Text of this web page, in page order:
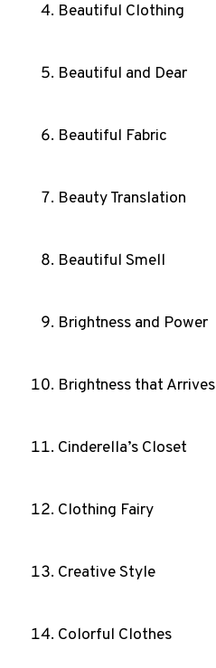
Beautiful Clothing
Beautiful and Dear
Beautiful Fabric
Beauty Translation
Beautiful Smell
Brightness and Power
Brightness that Arrives
Cinderella’s Closet
Clothing Fairy
Creative Style
Colorful Clothes